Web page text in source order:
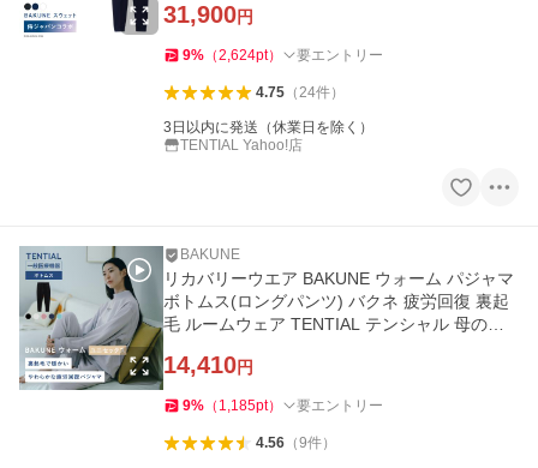
31,900円
9% （2,624pt） 要エントリー
4.75（24件）
3日以内に発送（休業日を除く）
TENTIAL Yahoo!店
BAKUNE
リカバリーウエア BAKUNE ウォーム パジャマ
ボトムス(ロングパンツ) バクネ 疲労回復 裏起
毛 ルームウェア TENTIAL テンシャル 母の日
14,410円
9% （ 1,185pt） 要エントリー
4.56（9件）